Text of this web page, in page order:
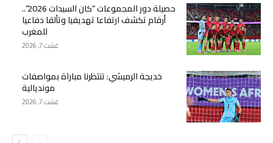
حصيلة دور المجموعات “كان السيدات 2026”..
أرقام تكشف ارتفاعا تهديفيا وتألقا دفاعيا
للمغرب
غشت 7, 2026
خديجة الرميشي: تنتظرنا مباراة بمواصفات
مونديالية
غشت 7, 2026